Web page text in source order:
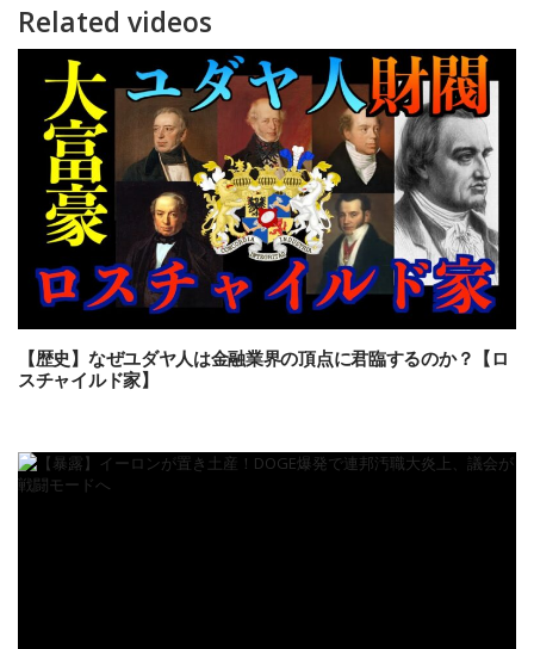
Related videos
【歴史】なぜユダヤ人は金融業界の頂点に君臨するのか？【ロ
スチャイルド家】